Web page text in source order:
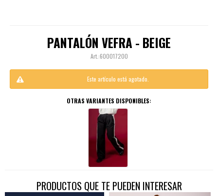
PANTALÓN VEFRA - BEIGE
600017200
Este artículo está agotado.
OTRAS VARIANTES DISPONIBLES:
PRODUCTOS QUE TE PUEDEN INTERESAR